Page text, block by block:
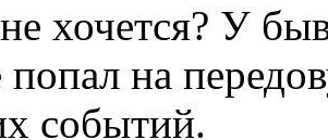
хочется? У
попал на
событий.